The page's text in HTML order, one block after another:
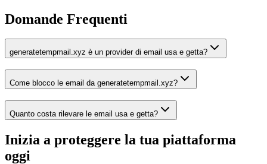
Domande Frequenti
generatetempmail.xyz è un provider di email usa e getta?
Come blocco le email da generatetempmail.xyz?
Quanto costa rilevare le email usa e getta?
Inizia a proteggere la tua piattaforma
oggi